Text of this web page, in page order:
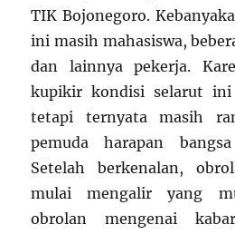
TIK Bojonegoro.
ini masih mahasiswa,
dan lainnya pekerja.
kupikir kondisi selarut ini
tetapi ternyata masih
pemuda harapan
Setelah berkenalan,
mulai mengalir yang
obrolan mengenai